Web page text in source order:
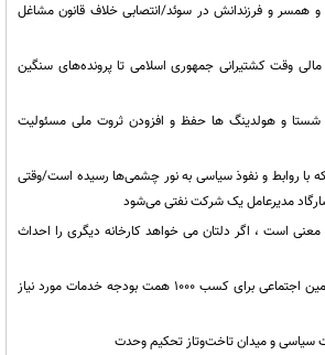
همسر و فرزندانش در سوئد/انتصابی خلاف قانون مشاغل
وقت کشتیرانی جمهوری اسلامی تا پرونده‌های سنگین
شستا و هولدینگ ها حفظ و افزودن ثروت ملی مسئولیت
با روابط و نفوذ سیاسی به نور چشمی‌ها رسیده است/وقتی
مدیرعامل یک شرکت نفتی می‌شود
معنی است ، اگر دلتان می خواهد کارخانه دیگری را احداث
تلاش قابل تقدیر مدیران تأمین اجتماعی برای کسب 1000 همت بودجه خدمات مورد نیاز
سیاسی و میدان تاخت‌وتاز تحکیم وحدت